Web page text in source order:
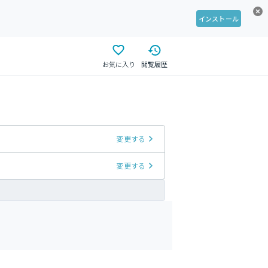
インストール
お気に入り 閲覧履歴
変更する
変更する